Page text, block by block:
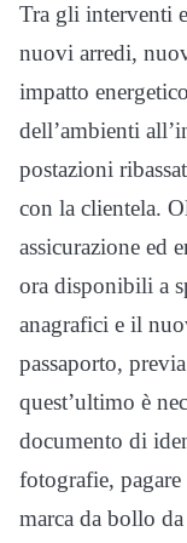
Tra gli interventi
nuovi arredi,
impatto
dell’ambienti
postazioni
con la clientela.
assicurazione ed
ora disponibili a
anagrafici e il
passaporto,
quest’ultimo è
documento di
fotografie,
marca da bollo